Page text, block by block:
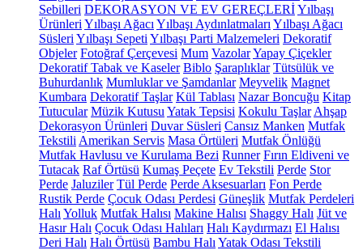
Sebilleri DEKORASYON VE EV GEREÇLERİYılbaşı
Ürünleri Yılbaşı Ağacı Yılbaşı Aydınlatmaları Yılbaşı Ağacı
Süsleri Yılbaşı Sepeti Yılbaşı Parti Malzemeleri Dekoratif
Objeler Fotoğraf Çerçevesi Mum VazolarYapay Çiçekler
Dekoratif Tabak ve Kaseler Biblo Şaraplıklar Tütsülük ve
Buhurdanlık Mumluklar ve Şamdanlar Meyvelik Magnet
Kumbara Dekoratif Taşlar Kül Tablası Nazar Boncuğu Kitap
Tutucular Müzik Kutusu Yatak Tepsisi Kokulu Taşlar Ahşap
Dekorasyon Ürünleri Duvar Süsleri Cansız Manken Mutfak
Tekstili Amerikan Servis Masa Örtüleri Mutfak Önlüğü
Mutfak Havlusu ve Kurulama Bezi Runner Fırın Eldiveni ve
Tutacak Raf Örtüsü Kumaş Peçete Ev Tekstili Perde Stor
Perde Jaluziler Tül Perde Perde Aksesuarları Fon Perde
Rustik Perde Çocuk Odası Perdesi Güneşlik Mutfak Perdeleri
Halı Yolluk Mutfak Halısı Makine Halısı Shaggy Halı Jüt ve
Hasır Halı Çocuk Odası Halıları Halı Kaydırmazı El Halısı
Deri Halı Halı Örtüsü Bambu Halı Yatak Odası Tekstili